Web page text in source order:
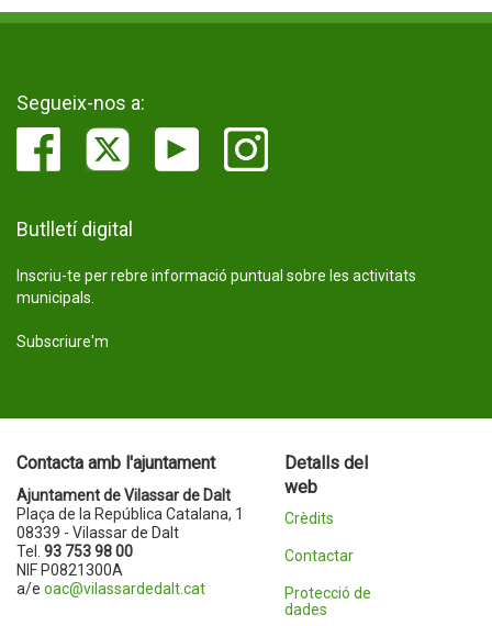
Segueix-nos a:
Butlletí digital
Inscriu-te per rebre informació puntual sobre les activitats
municipals.
Subscriure'm
Contacta amb l'ajuntament
Ajuntament de Vilassar de Dalt
Plaça de la República Catalana, 1
08339 - Vilassar de Dalt
Tel. 93 753 98 00
NIF P0821300A
a/e oac@vilassardedalt.cat
Detalls del
web
Crèdits
Contactar
Protecció de
dades